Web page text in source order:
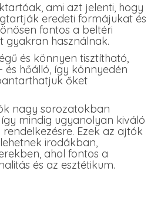
ami azt jelenti, hogy
eredeti formájukat és
fontos a beltéri
gyakran használnak.
és könnyen tisztítható,
és hőálló, így könnyedén
őket
nagy sorozatokban
mindig ugyanolyan kiváló
Ezek az ajtók
irodákban,
ahol fontos a
és az esztétikum.